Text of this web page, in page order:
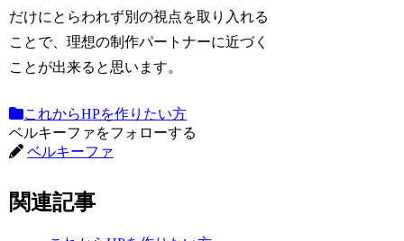
だけにとらわれず別の視点を取り入れる
ことで、理想の制作パートナーに近づく
ことが出来ると思います。
これからHPを作りたい方
ベルキーファをフォローする
ベルキーファ
関連記事